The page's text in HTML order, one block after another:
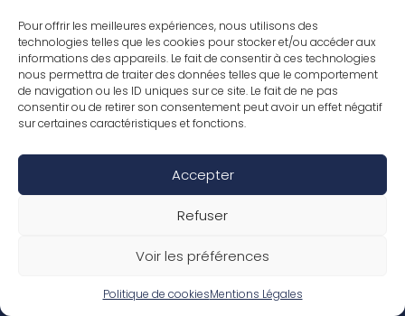
Pour offrir les meilleures expériences, nous utilisons des
technologies telles que les cookies pour stocker et/ou accéder aux
informations des appareils. Le fait de consentir à ces technologies
nous permettra de traiter des données telles que le comportement
de navigation ou les ID uniques sur ce site. Le fait de ne pas
consentir ou de retirer son consentement peut avoir un effet négatif
sur certaines caractéristiques et fonctions.
Accepter
Refuser
Voir les préférences
Politique de cookiesMentions Légales
FR
EN
Nos revêtements
Nos Stratifiés
Nos accessoires
Nos parquets
Conditions de garantie
Déclaration de performance
Politique de confidentialité